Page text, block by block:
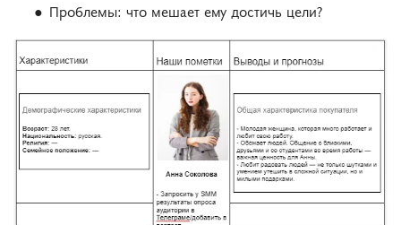
Проблемы: что мешает ему достичь цели?